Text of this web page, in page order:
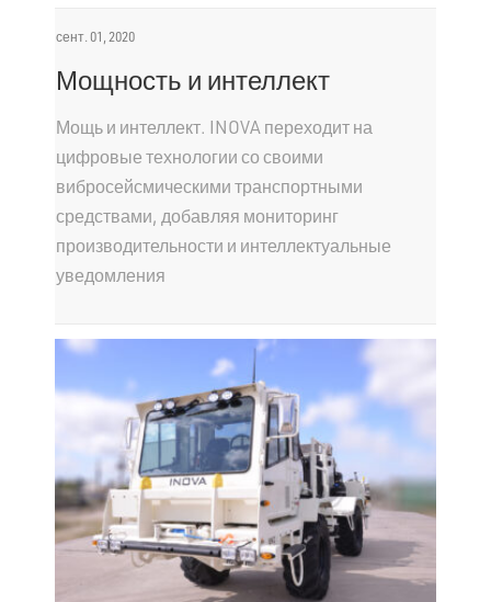
сент. 01, 2020
Мощность и интеллект
Мощь и интеллект. INOVA переходит на
цифровые технологии со своими
вибросейсмическими транспортными
средствами, добавляя мониторинг
производительности и интеллектуальные
уведомления